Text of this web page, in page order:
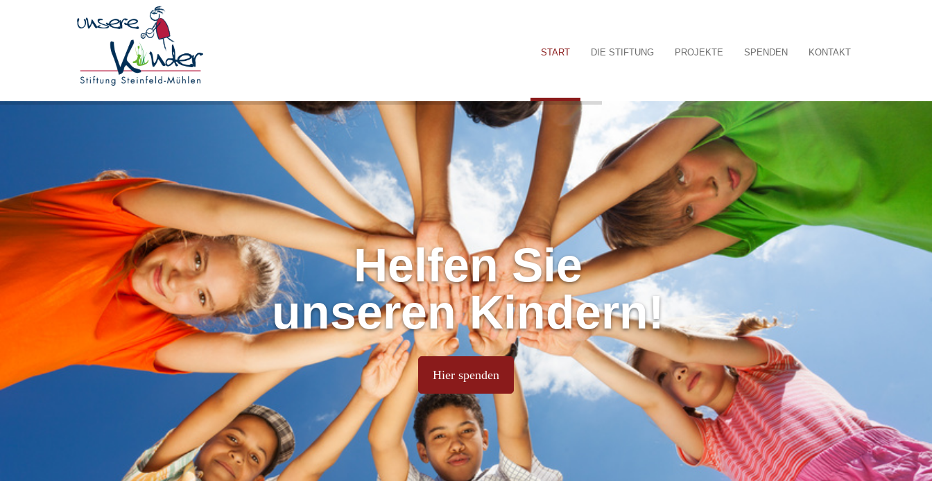
START DIE STIFTUNG PROJEKTE SPENDEN KONTAKT
Helfen Sie
unseren Kindern!
Hier spenden